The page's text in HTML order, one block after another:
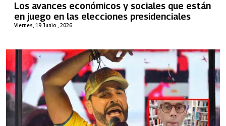
Viernes, 19 Junio , 2026
Los avances económicos y sociales que están
en juego en las elecciones presidenciales